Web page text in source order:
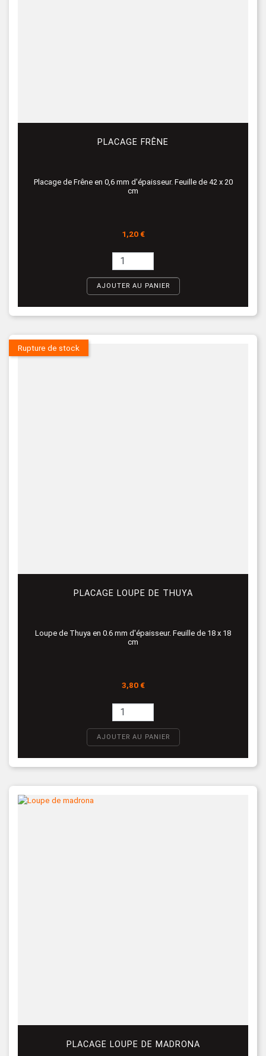
PLACAGE FRÊNE
Placage de Frêne en 0,6 mm d'épaisseur. Feuille de 42 x 20
cm
Prix
1,20 €
AJOUTER AU PANIER
PLACAGE LOUPE DE THUYA
Loupe de Thuya en 0.6 mm d'épaisseur. Feuille de 18 x 18
cm
Prix
3,80 €
AJOUTER AU PANIER
Rupture de stock
PLACAGE LOUPE DE MADRONA